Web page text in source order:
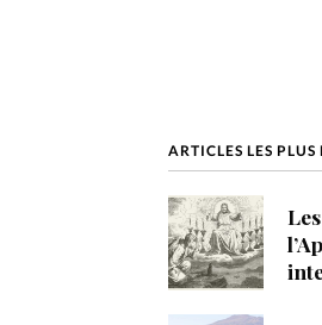
ARTICLES LES PLUS